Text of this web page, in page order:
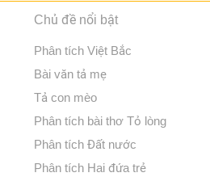
Chủ đề nổi bật
Phân tích Việt Bắc
Bài văn tả mẹ
Tả con mèo
Phân tích bài thơ Tỏ lòng
Phân tích Đất nước
Phân tích Hai đứa trẻ